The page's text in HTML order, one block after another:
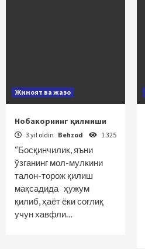
Жиноят ва жазо
Нобакорнинг қилмиши
3 yil oldin Behzod 1 325
“Босқинчилик, яъни
ўзганинг мол-мулкини
талон-торож қилиш
мақсадида ҳужум
қилиб, ҳаёт ёки соғлиқ
учун хавфли…